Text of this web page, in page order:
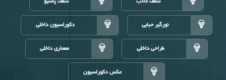
نورگیر حبابی دکوراسیون داخلی
طراحی داخلی معماری داخلی
عکس دکوراسیون